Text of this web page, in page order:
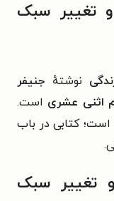
تغییر سبک
نوشتهٔ جنیفر
اثنی عشری است.
است؛ کتابی در باب
تغییر سبک